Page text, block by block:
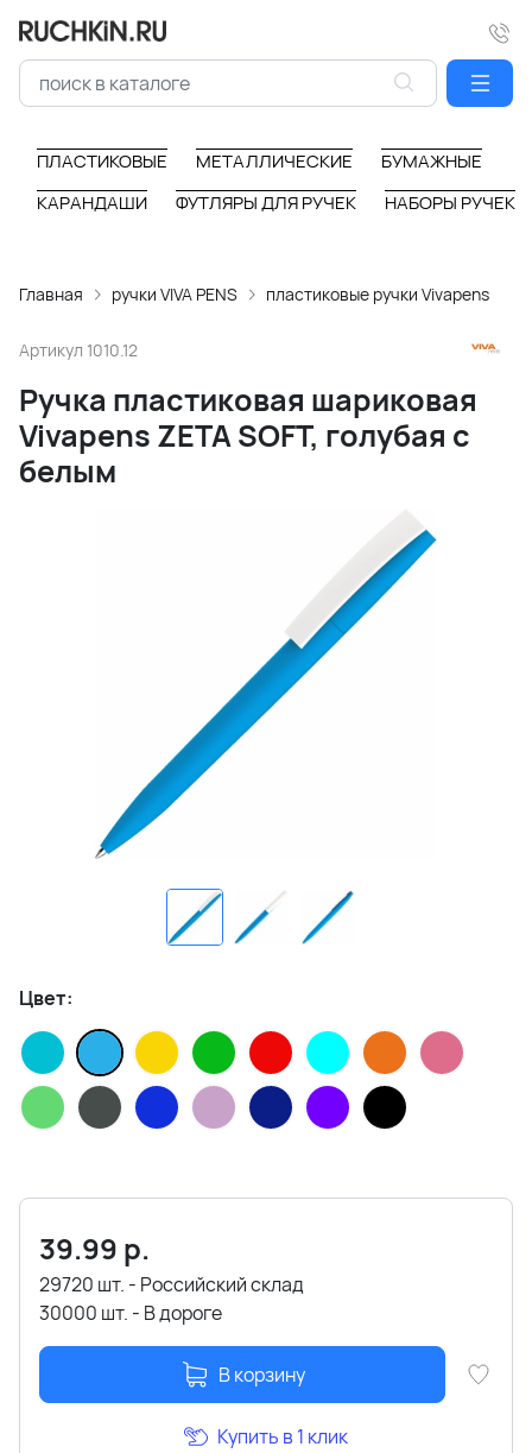
ПЛАСТИКОВЫЕ МЕТАЛЛИЧЕСКИЕ
БУМАЖНЫЕ
КАРАНДАШИ
ФУТЛЯРЫ ДЛЯ РУЧЕК НАБОРЫ РУЧЕК
Главная ручки VIVA PENS пластиковые ручки Vivapens
Артикул 1010.12
Ручка пластиковая шариковая
Vivapens ZETA SOFT, голубая с
белым
Цвет:
39.99 р.
29720 шт. - Российский склад
30000 шт. - В дороге
В корзину
Купить в 1 клик